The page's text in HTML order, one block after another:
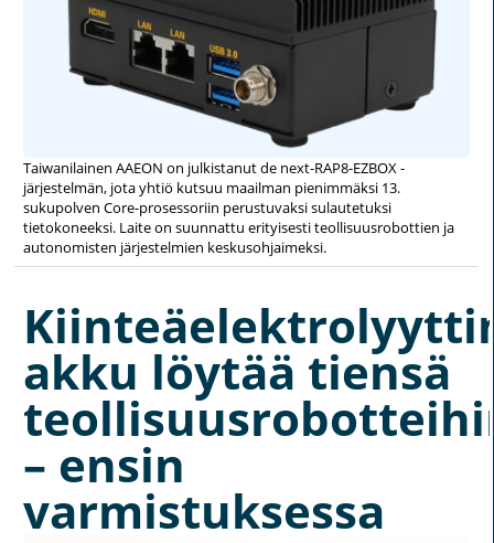
Taiwanilainen AAEON on julkistanut de next-RAP8-EZBOX -
järjestelmän, jota yhtiö kutsuu maailman pienimmäksi 13.
sukupolven Core-prosessoriin perustuvaksi sulautetuksi
tietokoneeksi. Laite on suunnattu erityisesti teollisuusrobottien ja
autonomisten järjestelmien keskusohjaimeksi.
akku löytää tiensä
– ensin
varmistuksessa